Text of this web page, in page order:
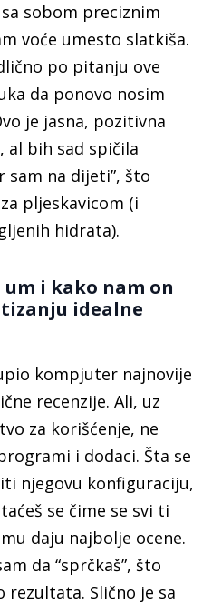
sobom preciznim
voće umesto slatkiša.
po pitanju ove
da ponovo nosim
je jasna, pozitivna
al bih sad spičila
sam na dijeti”, što
pljeskavicom (i
hidrata).
i kako nam on
idealne
kompjuter najnovije
recenzije. Ali, uz
za korišćenje, ne
i dodaci. Šta se
njegovu konfiguraciju,
se čime se svi ti
daju najbolje ocene.
da “sprčkaš”, što
rezultata. Slično je sa